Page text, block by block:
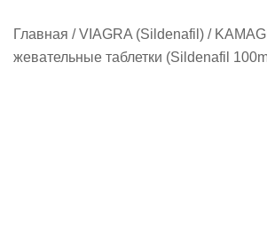
Главная /VIAGRA (Sildenafil) /
жевательные таблетки (Sildenafil